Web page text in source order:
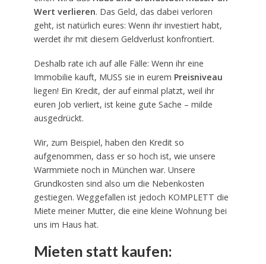
Wert verlieren. Das Geld, das dabei verloren
geht, ist natürlich eures: Wenn ihr investiert habt,
werdet ihr mit diesem Geldverlust konfrontiert.
Deshalb rate ich auf alle Fälle: Wenn ihr eine
Immobilie kauft, MUSS sie in eurem Preisniveau
liegen! Ein Kredit, der auf einmal platzt, weil ihr
euren Job verliert, ist keine gute Sache – milde
ausgedrückt.
Wir, zum Beispiel, haben den Kredit so
aufgenommen, dass er so hoch ist, wie unsere
Warmmiete noch in München war. Unsere
Grundkosten sind also um die Nebenkosten
gestiegen. Weggefallen ist jedoch KOMPLETT die
Miete meiner Mutter, die eine kleine Wohnung bei
uns im Haus hat.
Mieten statt kaufen: